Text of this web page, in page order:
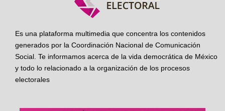
Es una plataforma multimedia que concentra los contenidos
generados por la Coordinación Nacional de Comunicación
Social. Te informamos acerca de la vida democrática de México
y todo lo relacionado a la organización de los procesos
electorales